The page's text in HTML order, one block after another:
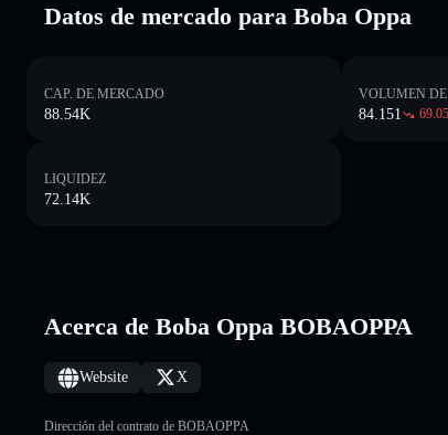
Datos de mercado para Boba Oppa
CAP. DE MERCADO
88.54K
VOLUMEN DE
84.151
LIQUIDEZ
72.14K
Acerca de Boba Oppa BOBAOPPA
Website X
Dirección del contrato de BOBAOPPA